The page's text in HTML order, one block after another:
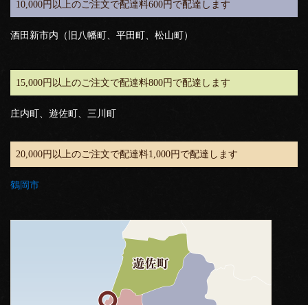
10,000円以上のご注文で配達料600円で配達します
酒田新市内（旧八幡町、平田町、松山町）
15,000円以上のご注文で配達料800円で配達します
庄内町、遊佐町、三川町
20,000円以上のご注文で配達料1,000円で配達します
鶴岡市